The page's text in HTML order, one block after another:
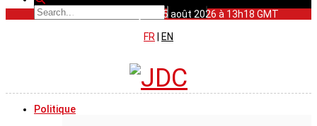
Dernière Mise à jour : 5 août 2026 à 13h18 GMT
FR
EN
Politique